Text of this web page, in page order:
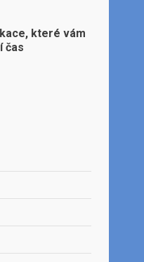
které vám
čas